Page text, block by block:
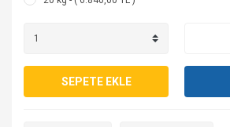
SEPETE EKLE